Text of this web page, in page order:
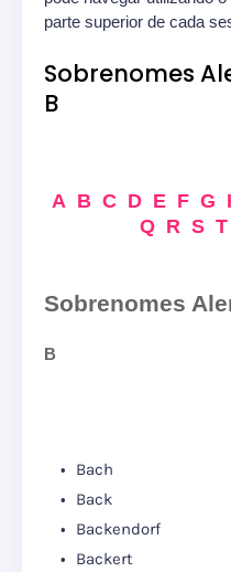
parte superior de cada
Sobrenomes
B
A B C D E F G
Q R S T
Sobrenomes
B
Bach
Back
Backendorf
Backert